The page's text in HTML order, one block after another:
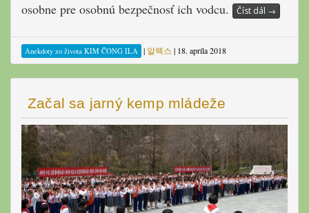
osobne pre osobnú bezpečnosť ich vodcu.
Číst dál →
Anekdoty zo života KIM ČONG ILA | 알렉스 | 18. apríla 2018
Začal sa jarný kemp mládeže